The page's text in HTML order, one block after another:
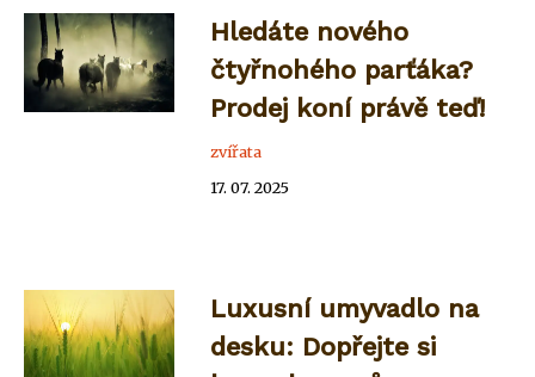
Hledáte nového
čtyřnohého parťáka?
Prodej koní právě teď!
zvířata
17. 07. 2025
Luxusní umyvadlo na
desku: Dopřejte si